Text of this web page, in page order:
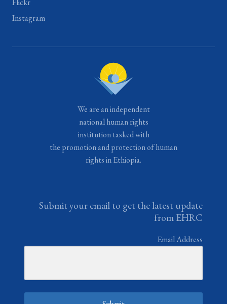
Flickr
Instagram
We are an independent
national human rights
institution tasked with
the promotion and protection of human
rights in Ethiopia.
Submit your email to get the latest update
from EHRC
Email Address